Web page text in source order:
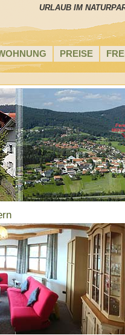
URLAUB IM
PREISE